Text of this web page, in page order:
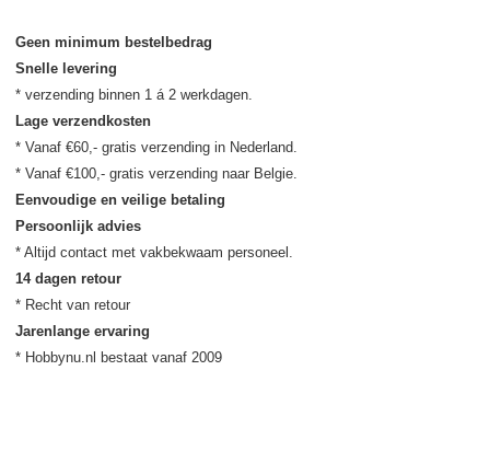
Geen minimum bestelbedrag
Snelle levering
Lage verzendkosten
* Vanaf €60,- gratis verzending in Nederland.
Eenvoudige en veilige betaling
Persoonlijk advies
14 dagen retour
Jarenlange ervaring
* Hobbynu.nl bestaat vanaf 2009